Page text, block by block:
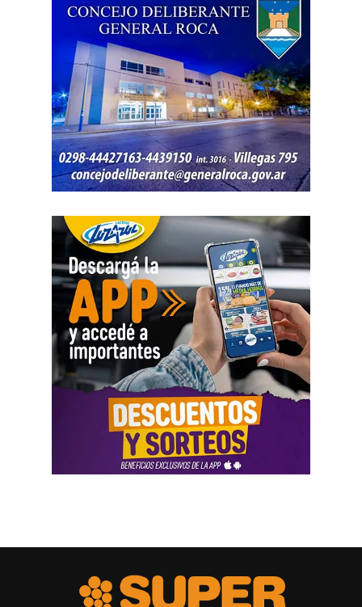
Unidad Provincial de Coordinación y Ejecución del
Financiamiento Externo (UPCEFE), Martín Camiña.
Como parte de la agenda oficial, la comitiva provincial
mantiene reuniones con organismos internacionales y
agencias de Estados Unidos para fortalecer vínculos que
permitan impulsar inversiones y acceder a nuevas
herramientas de financiamiento para el crecimiento de
Río Negro.
La agenda de trabajo comenzó con un encuentro en la
Embajada Argentina en Estados Unidos, donde la
comitiva se reunió con el equipo de consejeros que
acompaña la organización de las reuniones previstas con
organismos internacionales y entidades financieras. El